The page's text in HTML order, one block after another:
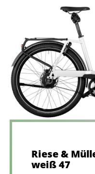
Riese &
weiß 47